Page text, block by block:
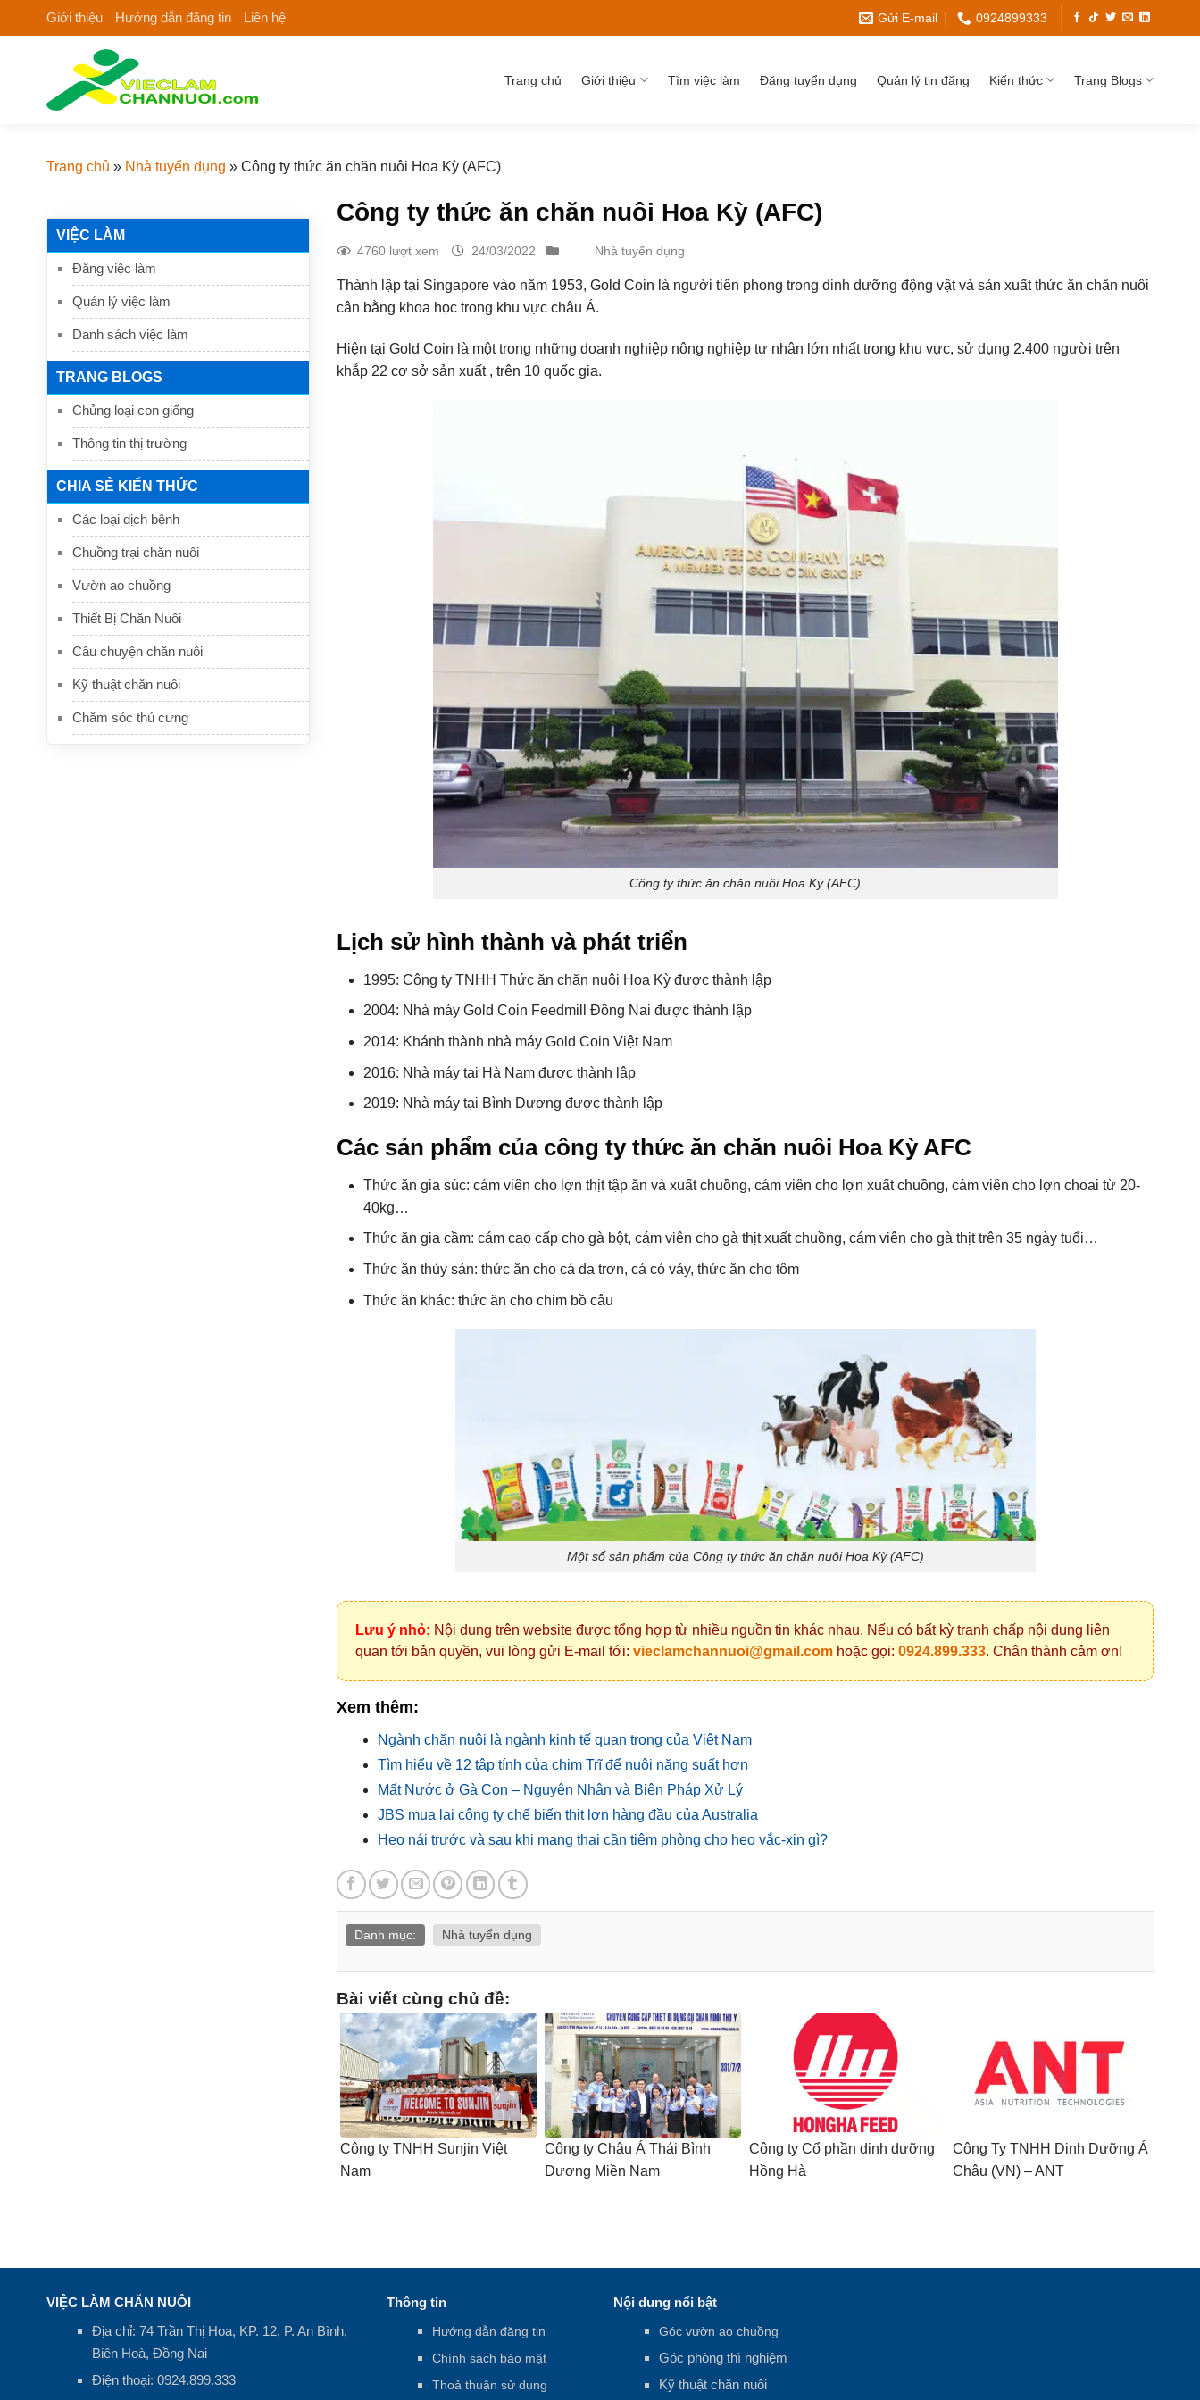
to
Giới thiệu Hướng dẫn đăng tin Liên hệ Gửi E-mail 0924899333
Trang chủ Giới thiệu Tìm việc làm Đăng tuyển dụng Quản lý tin đăng Kiến thức Trang Blogs
Trang chủ » Nhà tuyển dụng » Công ty thức ăn chăn nuôi Hoa Kỳ (AFC)
VIỆC LÀM
Đăng việc làm
Quản lý việc làm
Danh sách việc làm
TRANG BLOGS
Chủng loại con giống
Thông tin thị trường
CHIA SẺ KIẾN THỨC
Các loại dịch bệnh
Chuồng trại chăn nuôi
Vườn ao chuồng
Thiết Bị Chăn Nuôi
Câu chuyện chăn nuôi
Kỹ thuật chăn nuôi
Chăm sóc thú cưng
Công ty thức ăn chăn nuôi Hoa Kỳ (AFC)
4760 lượt xem 24/03/2022 Nhà tuyển dụng
Thành lập tại Singapore vào năm 1953, Gold Coin là người tiên phong trong dinh dưỡng động vật và sản xuất thức ăn chăn nuôi
cân bằng khoa học trong khu vực châu Á.
Hiện tại Gold Coin là một trong những doanh nghiệp nông nghiệp tư nhân lớn nhất trong khu vực, sử dụng 2.400 người trên
khắp 22 cơ sở sản xuất , trên 10 quốc gia.
Công ty thức ăn chăn nuôi Hoa Kỳ (AFC)
Lịch sử hình thành và phát triển
1995: Công ty TNHH Thức ăn chăn nuôi Hoa Kỳ được thành lập
2004: Nhà máy Gold Coin Feedmill Đồng Nai được thành lập
2014: Khánh thành nhà máy Gold Coin Việt Nam
2016: Nhà máy tại Hà Nam được thành lập
2019: Nhà máy tại Bình Dương được thành lập
Các sản phẩm của công ty thức ăn chăn nuôi Hoa Kỳ AFC
Thức ăn gia súc: cám viên cho lợn thịt tập ăn và xuất chuồng, cám viên cho lợn xuất chuồng, cám viên cho lợn choai từ 20-
40kg…
Thức ăn gia cầm: cám cao cấp cho gà bột, cám viên cho gà thịt xuất chuồng, cám viên cho gà thịt trên 35 ngày tuổi…
Thức ăn thủy sản: thức ăn cho cá da trơn, cá có vảy, thức ăn cho tôm
Thức ăn khác: thức ăn cho chim bồ câu
Một số sản phẩm của Công ty thức ăn chăn nuôi Hoa Kỳ (AFC)
Lưu ý nhỏ: Nội dung trên website được tổng hợp từ nhiều nguồn tin khác nhau. Nếu có bất kỳ tranh chấp nội dung liên
quan tới bản quyền, vui lòng gửi E-mail tới: vieclamchannuoi@gmail.com hoặc gọi: 0924.899.333. Chân thành cảm ơn!
Xem thêm:
Ngành chăn nuôi là ngành kinh tế quan trọng của Việt Nam
Tìm hiểu về 12 tập tính của chim Trĩ để nuôi năng suất hơn
Mất Nước ở Gà Con – Nguyên Nhân và Biện Pháp Xử Lý
JBS mua lại công ty chế biến thịt lợn hàng đầu của Australia
Heo nái trước và sau khi mang thai cần tiêm phòng cho heo vắc-xin gì?
Danh mục: Nhà tuyển dụng
Bài viết cùng chủ đề:
Công ty TNHH Sunjin Việt
Nam
Công ty Châu Á Thái Bình
Dương Miền Nam
Công ty Cổ phần dinh dưỡng
Hồng Hà
Công Ty TNHH Dinh Dưỡng Á
Châu (VN) – ANT
VIỆC LÀM CHĂN NUÔI
Địa chỉ: 74 Trần Thị Hoa, KP. 12, P. An Bình,
Biên Hoà, Đồng Nai
Điện thoại: 0924.899.333
Thông tin
Hướng dẫn đăng tin
Chính sách bảo mật
Thoả thuận sử dụng
Nội dung nổi bật
Góc vườn ao chuồng
Góc phòng thì nghiệm
Kỹ thuật chăn nuôi